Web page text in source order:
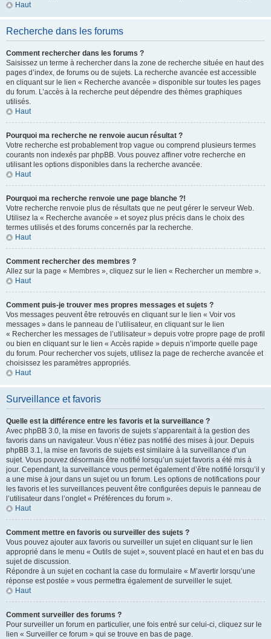
Haut
Recherche dans les forums
Comment rechercher dans les forums ?
Saisissez un terme à rechercher dans la zone de recherche située en haut des
pages d’index, de forums ou de sujets. La recherche avancée est accessible
en cliquant sur le lien « Recherche avancée » disponible sur toutes les pages
du forum. L’accès à la recherche peut dépendre des thèmes graphiques
utilisés.
Haut
Pourquoi ma recherche ne renvoie aucun résultat ?
Votre recherche est probablement trop vague ou comprend plusieurs termes
courants non indexés par phpBB. Vous pouvez affiner votre recherche en
utilisant les options disponibles dans la recherche avancée.
Haut
Pourquoi ma recherche renvoie une page blanche ?!
Votre recherche renvoie plus de résultats que ne peut gérer le serveur Web.
Utilisez la « Recherche avancée » et soyez plus précis dans le choix des
termes utilisés et des forums concernés par la recherche.
Haut
Comment rechercher des membres ?
Allez sur la page « Membres », cliquez sur le lien « Rechercher un membre ».
Haut
Comment puis-je trouver mes propres messages et sujets ?
Vos messages peuvent être retrouvés en cliquant sur le lien « Voir vos
messages » dans le panneau de l’utilisateur, en cliquant sur le lien
« Rechercher les messages de l’utilisateur » depuis votre propre page de profil
ou bien en cliquant sur le lien « Accès rapide » depuis n’importe quelle page
du forum. Pour rechercher vos sujets, utilisez la page de recherche avancée et
choisissez les paramètres appropriés.
Haut
Surveillance et favoris
Quelle est la différence entre les favoris et la surveillance ?
Avec phpBB 3.0, la mise en favoris de sujets s’apparentait à la gestion des
favoris dans un navigateur. Vous n’étiez pas notifié des mises à jour. Depuis
phpBB 3.1, la mise en favoris de sujets est similaire à la surveillance d’un
sujet. Vous pouvez désormais être notifié lorsqu’un sujet favoris a été mis à
jour. Cependant, la surveillance vous permet également d’être notifié lorsqu’il y
a une mise à jour dans un sujet ou un forum. Les options de notifications pour
les favoris et les surveillances peuvent être configurées depuis le panneau de
l’utilisateur dans l’onglet « Préférences du forum ».
Haut
Comment mettre en favoris ou surveiller des sujets ?
Vous pouvez ajouter aux favoris ou surveiller un sujet en cliquant sur le lien
approprié dans le menu « Outils de sujet », souvent placé en haut et en bas du
sujet de discussion.
Répondre à un sujet en cochant la case du formulaire « M’avertir lorsqu’une
réponse est postée » vous permettra également de surveiller le sujet.
Haut
Comment surveiller des forums ?
Pour surveiller un forum en particulier, une fois entré sur celui-ci, cliquez sur le
lien « Surveiller ce forum » qui se trouve en bas de page.